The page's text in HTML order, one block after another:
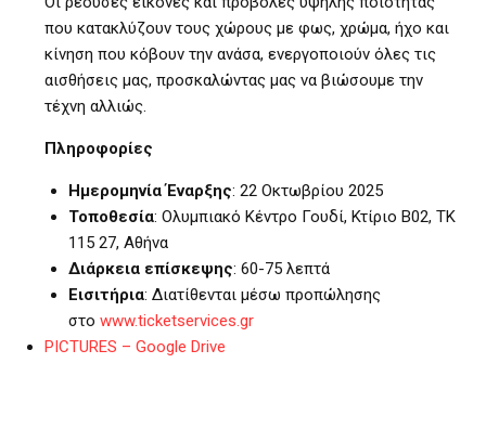
που κατακλύζουν τους χώρους με φως, χρώμα, ήχο και
κίνηση που κόβουν την ανάσα, ενεργοποιούν όλες τις
αισθήσεις μας, προσκαλώντας μας να βιώσουμε την
τέχνη αλλιώς.
Πληροφορίες
Ημερομηνία Έναρξης: 22 Οκτωβρίου 2025
Τοποθεσία: Ολυμπιακό Κέντρο Γουδί, Κτίριο Β02, ΤΚ
115 27, Αθήνα
Διάρκεια επίσκεψης: 60-75 λεπτά
Εισιτήρια: Διατίθενται μέσω προπώλησης
στο www.ticketservices.gr
PICTURES – Google Drive